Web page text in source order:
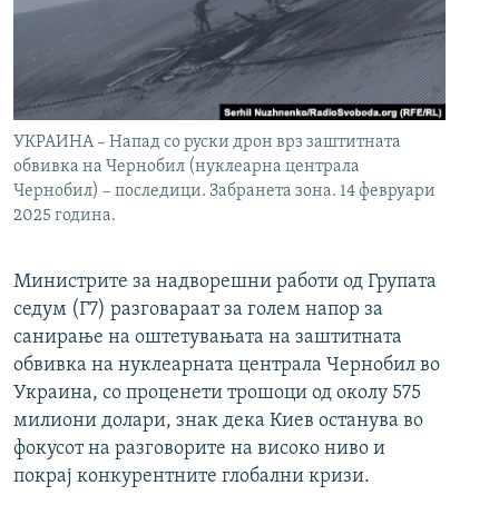
УКРАИНА – Напад со руски дрон врз заштитната
обвивка на Чернобил (нуклеарна централа
Чернобил) – последици. Забранета зона. 14 февруари
2025 година.
Министрите за надворешни работи од Групата
седум (Г7) разговараат за голем напор за
санирање на оштетувањата на заштитната
обвивка на нуклеарната централа Чернобил во
Украина, со проценети трошоци од околу 575
милиони долари, знак дека Киев останува во
фокусот на разговорите на високо ниво и
покрај конкурентните глобални кризи.